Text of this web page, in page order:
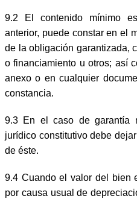
9.2 El contenido mínimo
anterior, puede constar en el
de la obligación garantizada,
o financiamiento u otros; así
anexo o en cualquier
constancia.
9.3 En el caso de garantía
jurídico constitutivo debe
de éste.
9.4 Cuando el valor del bien
por causa usual de